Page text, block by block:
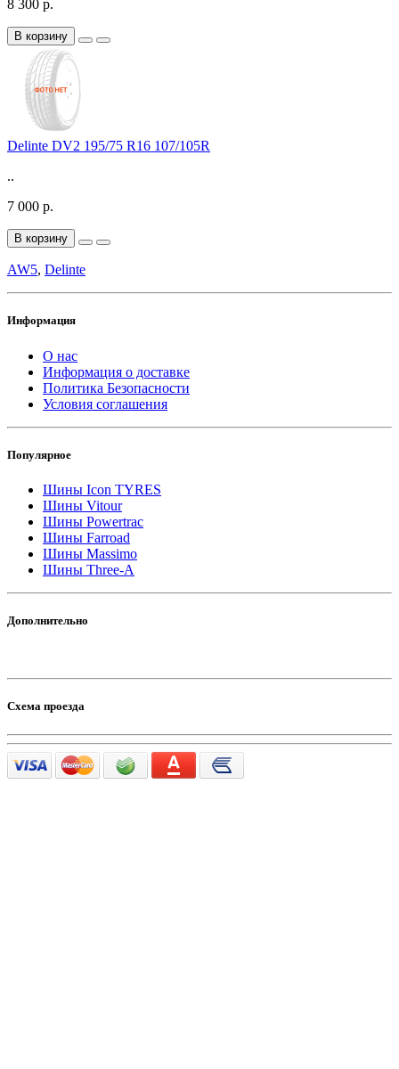
8 300 р.
В корзину
Delinte DV2 195/75 R16 107/105R
..
7 000 р.
В корзину
AW5, Delinte
Информация
О нас
Информация о доставке
Политика Безопасности
Условия соглашения
Популярное
Шины Icon TYRES
Шины Vitour
Шины Powertrac
Шины Farroad
Шины Massimo
Шины Three-A
Дополнительно
Схема проезда